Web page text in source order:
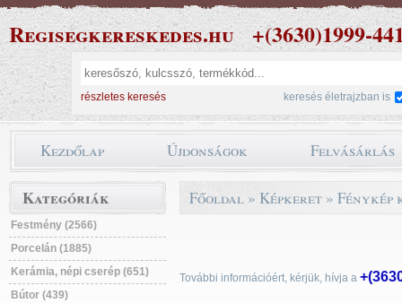
Regisegkereskedes.hu +(3630)1999-
részletes keresés keresés életrajzban is
Kezdőlap Újdonságok Felvásárlás
Kategóriák
Festmény (2566)
Porcelán (1885)
Kerámia, népi cserép (651)
Bútor (439)
Főoldal » Képkeret » Fénykép
További információért, kérjük, hívja a